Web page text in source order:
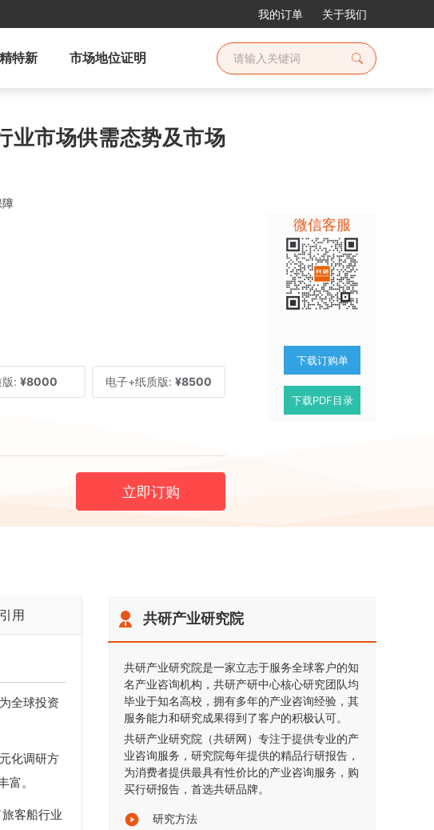
我的订单 关于我们
特新 市场地位证明
市场供需态势及市场
障
: ¥8000 电子+纸质版: ¥8500
立即订购
微信客服
下载订购单
下载PDF目录
用
全球投资
化调研方
。
客船行业
共研产业研究院
共研产业研究院是一家立志于服务全球客户的知
名产业咨询机构，共研产研中心核心研究团队均
毕业于知名高校，拥有多年的产业咨询经验，其
服务能力和研究成果得到了客户的积极认可。
共研产业研究院（共研网）专注于提供专业的产
业咨询服务，研究院每年提供的精品行研报告，
为消费者提供最具有性价比的产业咨询服务，购
买行研报告，首选共研品牌。
研究方法